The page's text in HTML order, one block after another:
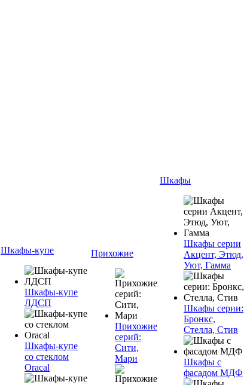
Шкафы-купе
Шкафы-купе
ЛДСП
Шкафы-купе
со стеклом
Oracal
Прихожие
Прихожие
серий:
Сити,
Мари
Шкафы
Шкафы серии
Акцент, Этюд,
Уют, Гамма
Шкафы серии:
Бронкс,
Стелла, Стив
Шкафы с
фасадом МДФ